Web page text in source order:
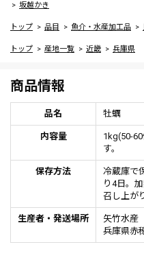
坂越かき
トップ 品目 魚介・水産加工品
トップ 産地一覧 近畿 兵庫県
商品情報
品名 牡蠣
内容量
1kg(50-
す。
保存方法
冷蔵庫で
り4日。
召し上が
生産者・発送場所
矢竹水産
兵庫県赤